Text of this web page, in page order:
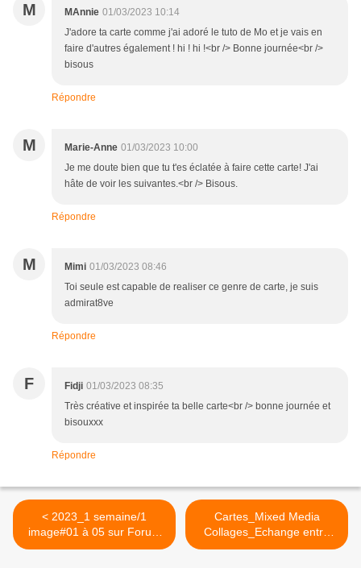
M MAnnie 01/03/2023 10:14
J'adore ta carte comme j'ai adoré le tuto de Mo et je vais en
faire d'autres également ! hi ! hi !<br /> Bonne journée<br />
bisous
Répondre
M Marie-Anne 01/03/2023 10:00
Je me doute bien que tu t'es éclatée à faire cette carte! J'ai
hâte de voir les suivantes.<br /> Bisous.
Répondre
M Mimi 01/03/2023 08:46
Toi seule est capable de realiser ce genre de carte, je suis
admirat8ve
Répondre
F Fidji 01/03/2023 08:35
Très créative et inspirée ta belle carte<br /> bonne journée et
bisouxxx
Répondre
< 2023_1 semaine/1
image#01 à 05 sur Forum
Made In Scrap
Cartes_Mixed Media
Collages_Echange entre
Potagères >